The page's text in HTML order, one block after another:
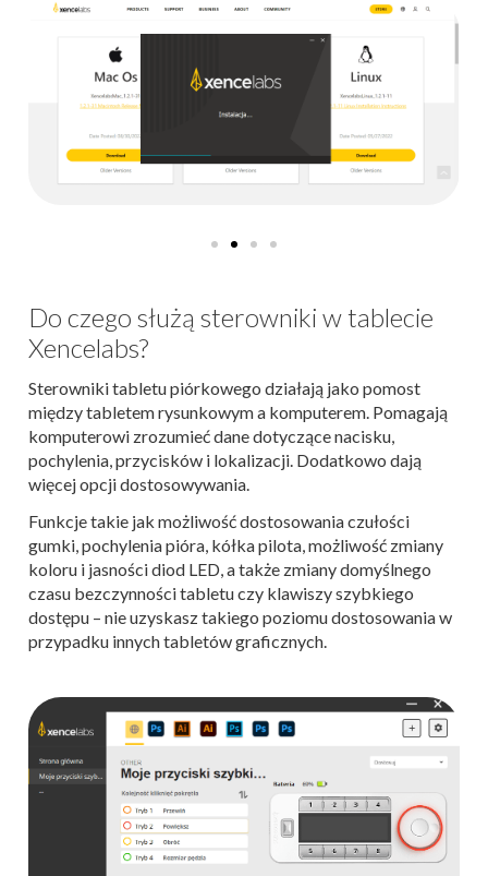
Do czego służą sterowniki w tablecie
Xencelabs?
Sterowniki tabletu piórkowego działają jako pomost
między tabletem rysunkowym a komputerem. Pomagają
komputerowi zrozumieć dane dotyczące nacisku,
pochylenia, przycisków i lokalizacji. Dodatkowo dają
więcej opcji dostosowywania.
Funkcje takie jak możliwość dostosowania czułości
gumki, pochylenia pióra, kółka pilota, możliwość zmiany
koloru i jasności diod LED, a także zmiany domyślnego
czasu bezczynności tabletu czy klawiszy szybkiego
dostępu – nie uzyskasz takiego poziomu dostosowania w
przypadku innych tabletów graficznych.